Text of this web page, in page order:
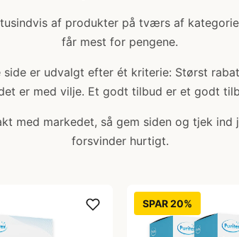
af produkter på tværs af
får mest for pengene.
side er udvalgt efter ét kriterie: Størst
er med vilje. Et godt tilbud er et godt
med markedet, så gem siden og tjek
forsvinder hurtigt.
SPAR 20%